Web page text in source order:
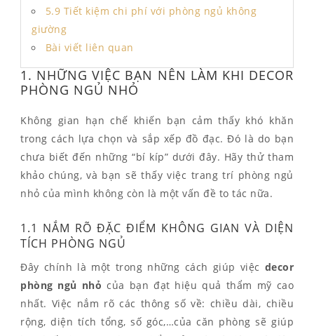
5.9 Tiết kiệm chi phí với phòng ngủ không
giường
Bài viết liên quan
1. NHỮNG VIỆC BẠN NÊN LÀM KHI DECOR
PHÒNG NGỦ NHỎ
Không gian hạn chế khiến bạn cảm thấy khó khăn
trong cách lựa chọn và sắp xếp đồ đạc. Đó là do bạn
chưa biết đến những “bí kíp” dưới đây. Hãy thử tham
khảo chúng, và bạn sẽ thấy việc trang trí phòng ngủ
nhỏ của mình không còn là một vấn đề to tác nữa.
1.1 NẮM RÕ ĐẶC ĐIỂM KHÔNG GIAN VÀ DIỆN
TÍCH PHÒNG NGỦ
Đây chính là một trong những cách giúp việc decor
phòng ngủ nhỏ của bạn đạt hiệu quả thẩm mỹ cao
nhất. Việc nắm rõ các thông số về: chiều dài, chiều
rộng, diện tích tổng, số góc,…của căn phòng sẽ giúp